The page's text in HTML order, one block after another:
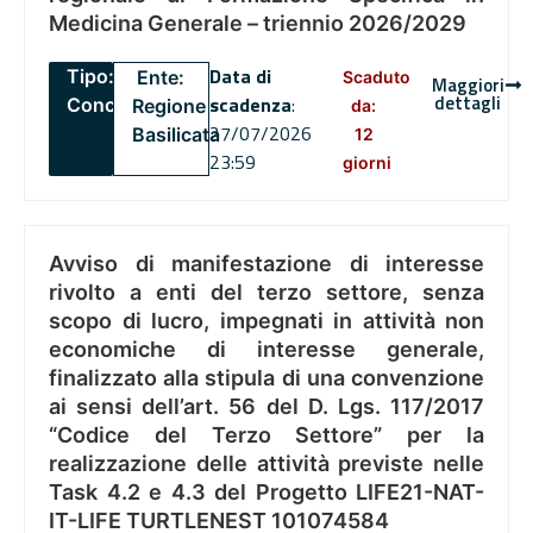
Medicina Generale – triennio 2026/2029
Tipo:
Concorsi
Ente:
Regione
Basilicata
Data di
scadenza:
27/07/2026
23:59
Scaduto
da:
12
giorni
Maggiori
dettagli
Avviso di manifestazione di interesse
rivolto a enti del terzo settore, senza
scopo di lucro, impegnati in attività non
economiche di interesse generale,
finalizzato alla stipula di una convenzione
ai sensi dell’art. 56 del D. Lgs. 117/2017
“Codice del Terzo Settore” per la
realizzazione delle attività previste nelle
Task 4.2 e 4.3 del Progetto LIFE21-NAT-
IT-LIFE TURTLENEST 101074584